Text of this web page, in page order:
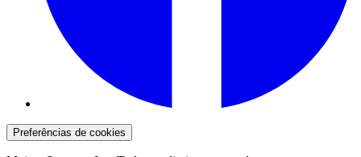
Preferências de cookies